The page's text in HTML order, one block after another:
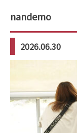
nandemo
2026.06.30